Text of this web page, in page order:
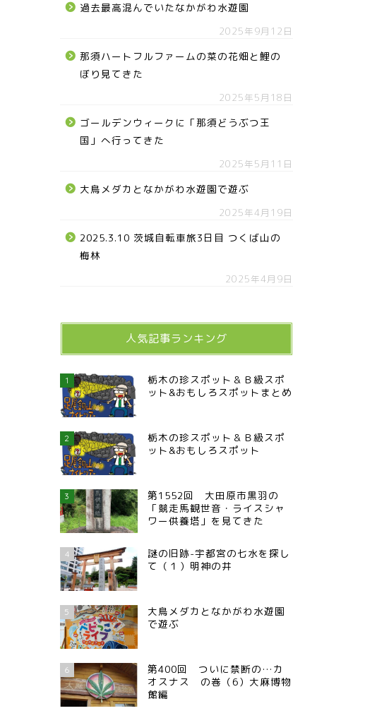
過去最高混んでいたなかがわ水遊園
2025年9月12日
那須ハートフルファームの菜の花畑と鯉の
ぼり見てきた
2025年5月18日
ゴールデンウィークに「那須どうぶつ王
国」へ行ってきた
2025年5月11日
大鳥メダカとなかがわ水遊園で遊ぶ
2025年4月19日
2025.3.10 茨城自転車旅3日目 つくば山の
梅林
2025年4月9日
人気記事ランキング
1
栃木の珍スポット＆Ｂ級スポ
ット&おもしろスポットまとめ
2
栃木の珍スポット＆Ｂ級スポ
ット&おもしろスポット
3
第1552回 大田原市黒羽の
「競走馬観世音・ライスシャ
ワー供養塔」を見てきた
4
謎の旧跡-宇都宮の七水を探し
て（１）明神の井
5
大鳥メダカとなかがわ水遊園
で遊ぶ
6
第400回 ついに禁断の…カ
オスナス の巻（6）大麻博物
館編